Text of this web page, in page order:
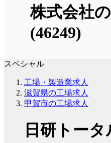
株式会社
(46249)
スペシャル
工場・製造業求人
滋賀県の工場求人
甲賀市の工場求人
日研トー